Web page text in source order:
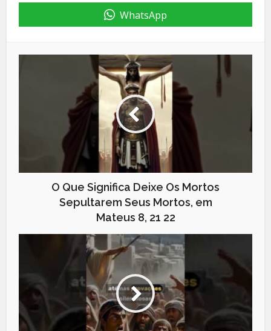
WhatsApp
O Que Significa Deixe Os Mortos
Sepultarem Seus Mortos, em
Mateus 8, 21 22